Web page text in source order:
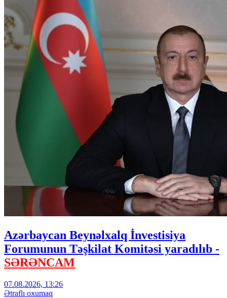
Azərbaycan Beynəlxalq İnvestisiya
Forumunun Təşkilat Komitəsi yaradılıb -
SƏRƏNCAM
07.08.2026, 13:26
Ətraflı oxumaq